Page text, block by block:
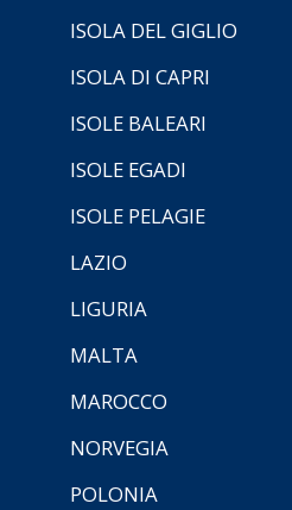
ISOLA DEL GIGLIO
ISOLA DI CAPRI
ISOLE BALEARI
ISOLE EGADI
ISOLE PELAGIE
LAZIO
LIGURIA
MALTA
MAROCCO
NORVEGIA
POLONIA